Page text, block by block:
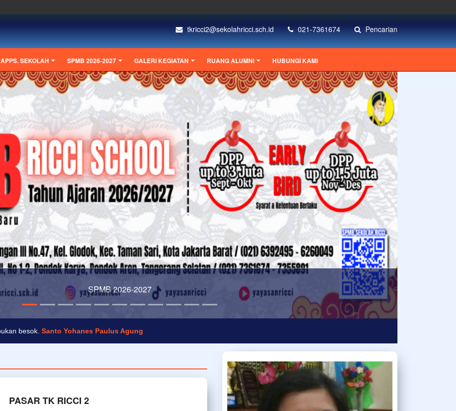
tkricci2@sekolahricci.sch.id 021-7361674 Pencarian
APPS. SEKOLAH SPMB 2026-2027 GALERI KEGIATAN RUANG ALUMNI HUBUNGI KAMI
SPMB 2026-2027
PASAR TK RICCI 2